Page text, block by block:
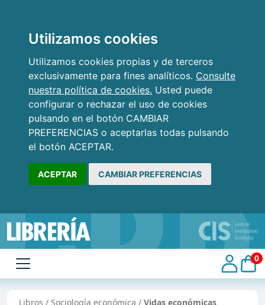
Utilizamos cookies
Utilizamos cookies propias y de terceros
exclusivamente para fines analíticos. Consulte
nuestra política de cookies. Usted puede
configurar o rechazar el uso de cookies
pulsando en el botón CAMBIAR
PREFERENCIAS o aceptarlas todas pulsando
el botón ACEPTAR.
ACEPTAR CAMBIAR PREFERENCIAS
0
Libros / Sociología económica / Vidas económicas